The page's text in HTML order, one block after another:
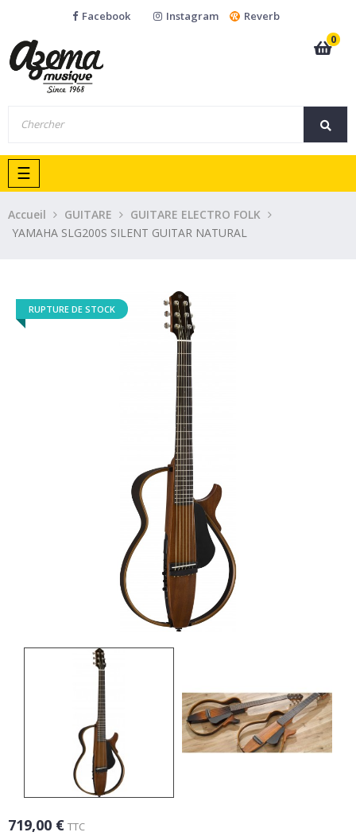
Facebook Instagram
Reverb
0
Basculer
la
navigation
☰
Accueil GUITARE
GUITARE ELECTRO FOLK
YAMAHA SLG200S SILENT GUITAR NATURAL
RUPTURE DE STOCK
719,00 € TTC